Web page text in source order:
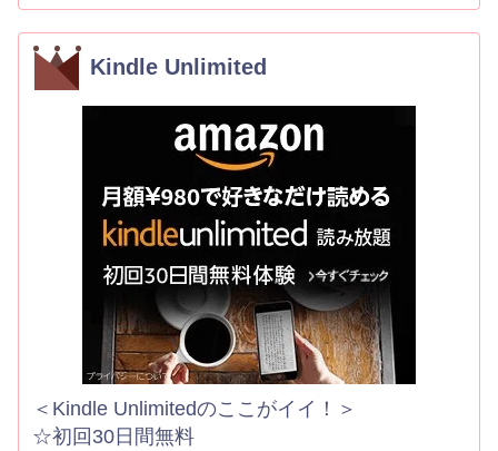
Kindle Unlimited
＜Kindle Unlimitedのここがイイ！＞
☆初回30日間無料